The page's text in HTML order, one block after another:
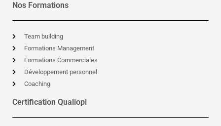
Nos Formations
Team building
Formations Management
Formations Commerciales
Développement personnel
Coaching
Certification Qualiopi